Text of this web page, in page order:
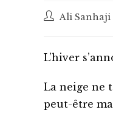
Auteur/autrice
publication :
Ali Sanhaji
L’hiver
La neige ne
peut-être